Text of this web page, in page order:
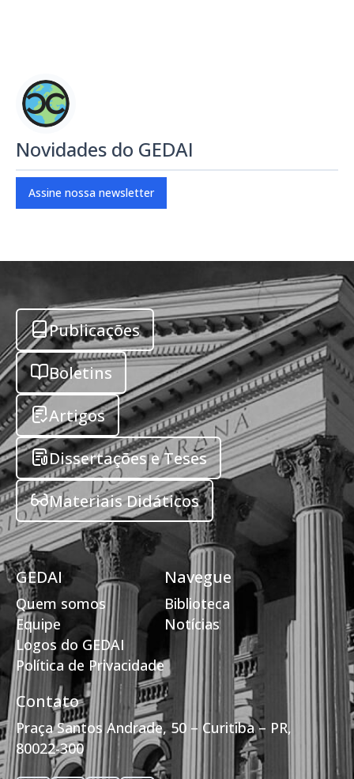
Novidades do GEDAI
Assine nossa newsletter
Publicações
Boletins
Artigos
Dissertações e Teses
Materiais Didáticos
GEDAI
Quem somos
Equipe
Logos do GEDAI
Política de Privacidade
Navegue
Biblioteca
Notícias
Contato
Praça Santos Andrade, 50 – Curitiba – PR,
80022-300